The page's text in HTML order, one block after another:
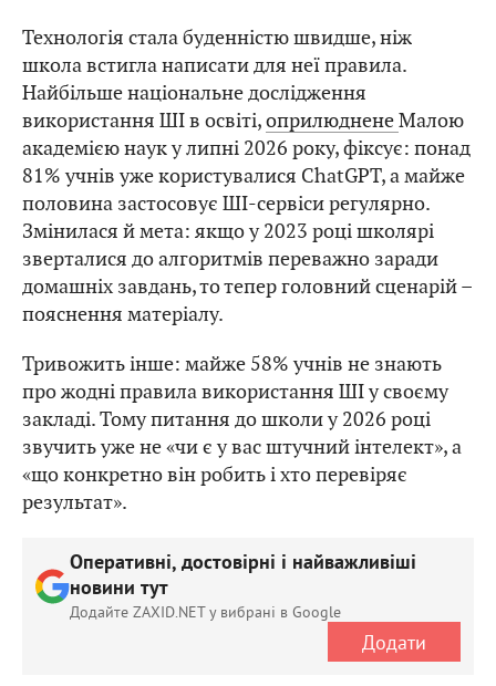
Технологія стала буденністю швидше, ніж
школа встигла написати для неї правила.
Найбільше національне дослідження
використання ШІ в освіті,оприлюдненеМалою
академією наук у липні 2026 року, фіксує: понад
81% учнів уже користувалися ChatGPT, а майже
половина застосовує ШІ-сервіси регулярно.
Змінилася й мета: якщо у 2023 році школярі
зверталися до алгоритмів переважно заради
домашніх завдань, то тепер головний сценарій –
пояснення матеріалу.
Тривожить інше: майже 58% учнів не знають
про жодні правила використання ШІ у своєму
закладі. Тому питання до школи у 2026 році
звучить уже не «чи є у вас штучний інтелект», а
«що конкретно він робить і хто перевіряє
результат».
Оперативні, достовірні і найважливіші
новини тут
Додайте ZAXID.NET у вибрані в Google
Додати